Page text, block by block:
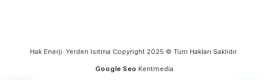
Hak Enerji: Yerden Isıtma Copyright 2025 © Tüm Hakları Saklıdır.
Google Seo Kentmedia